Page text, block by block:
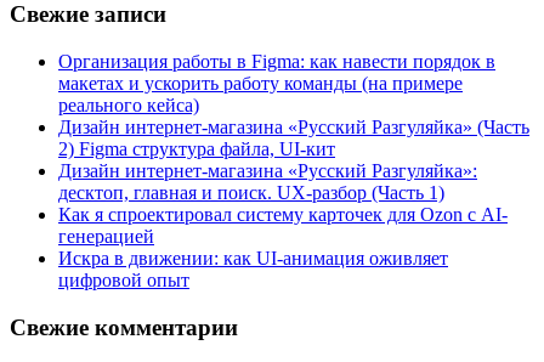
Свежие записи
Организация работы в Figma: как навести порядок в
макетах и ускорить работу команды (на примере
реального кейса)
Дизайн интернет-магазина «Русский Разгуляйка» (Часть
2) Figma структура файла, UI-кит
Дизайн интернет-магазина «Русский Разгуляйка»:
десктоп, главная и поиск. UX-разбор (Часть 1)
Как я спроектировал систему карточек для Ozon с AI-
генерацией
Искра в движении: как UI-анимация оживляет
цифровой опыт
Свежие комментарии